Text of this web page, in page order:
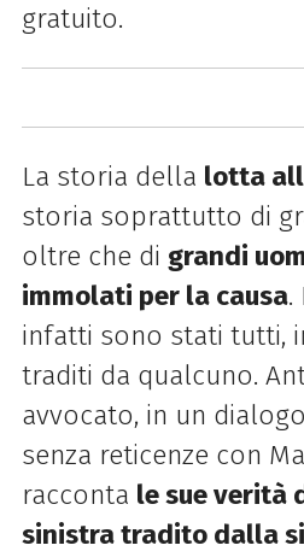
gratuito.
La storia della lotta
storia soprattutto di
oltre che di grandi
immolati per la causa.
infatti sono stati tutti,
traditi da qualcuno.
avvocato, in un
senza reticenze con
racconta le sue verità
sinistra tradito dalla